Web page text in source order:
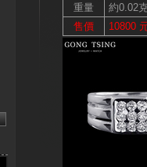
重量
約0.02
售價
10800